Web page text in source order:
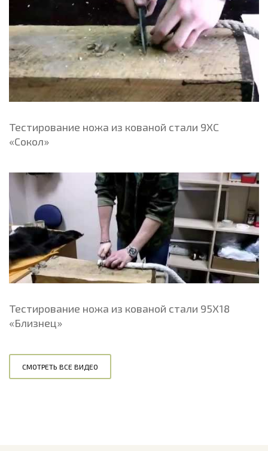
Тестирование ножа из кованой стали 9ХС
«Сокол»
Тестирование ножа из кованой стали 95Х18
«Близнец»
СМОТРЕТЬ ВСЕ ВИДЕО